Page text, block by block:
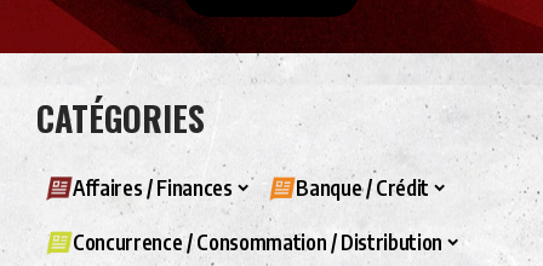
CATÉGORIES
Affaires / Finances Banque / Crédit
Concurrence / Consommation / Distribution